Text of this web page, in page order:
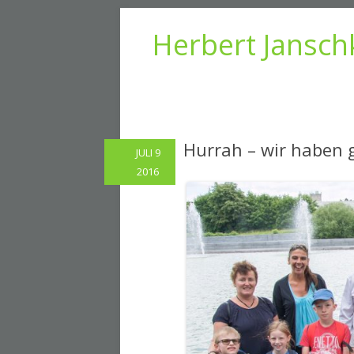
Herbert
Hurrah – wir haben
JULI 9
2016